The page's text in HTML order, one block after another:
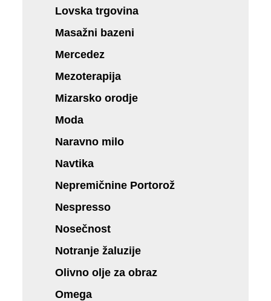
Lovska trgovina
Masažni bazeni
Mercedez
Mezoterapija
Mizarsko orodje
Moda
Naravno milo
Navtika
Nepremičnine Portorož
Nespresso
Nosečnost
Notranje žaluzije
Olivno olje za obraz
Omega